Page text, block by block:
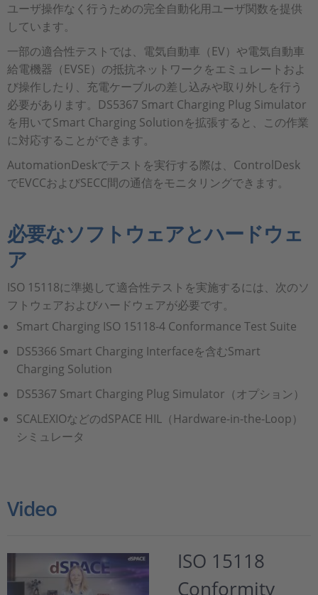
ユーザ操作なく行うための完全自動化用ユーザ関数を提供
しています。
一部の適合性テストでは、電気自動車（EV）や電気自動車
給電機器（EVSE）の抵抗ネットワークをエミュレートおよ
び操作したり、充電ケーブルの差し込みや取り外しを行う
必要があります。DS5367 Smart Charging Plug Simulator
を用いてSmart Charging Solutionを拡張すると、この作業
に対応することができます。
AutomationDeskでテストを実行する際は、ControlDesk
でEVCCおよびSECC間の通信をモニタリングできます。
必要なソフトウェアとハードウェ
ア
ISO 15118に準拠して適合性テストを実施するには、次のソ
フトウェアおよびハードウェアが必要です。
Smart Charging ISO 15118-4 Conformance Test Suite
DS5366 Smart Charging Interfaceを含むSmart
Charging Solution
DS5367 Smart Charging Plug Simulator（オプション）
SCALEXIOなどのdSPACE HIL（Hardware-in-the-Loop）
シミュレータ
Video
ISO 15118
Conformity